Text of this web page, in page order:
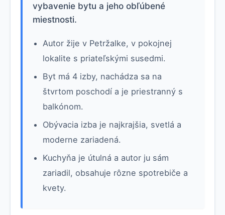
vybavenie bytu a jeho obľúbené
miestnosti.
Autor žije v Petržalke, v pokojnej
lokalite s priateľskými susedmi.
Byt má 4 izby, nachádza sa na
štvrtom poschodí a je priestranný s
balkónom.
Obývacia izba je najkrajšia, svetlá a
moderne zariadená.
Kuchyňa je útulná a autor ju sám
zariadil, obsahuje rôzne spotrebiče a
kvety.